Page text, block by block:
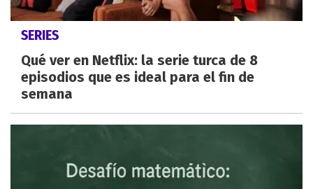
SERIES
Qué ver en Netflix: la serie turca de 8
episodios que es ideal para el fin de
semana